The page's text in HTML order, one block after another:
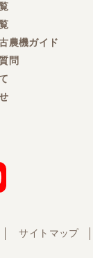
農機ガイド
問
サイトマップ